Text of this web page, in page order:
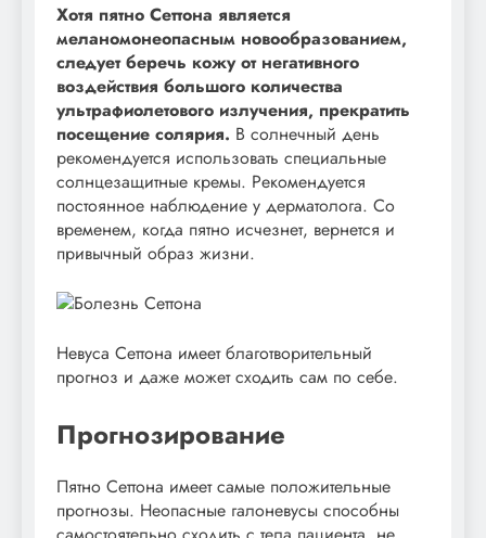
Хотя пятно Сеттона является
меланомонеопасным новообразованием,
следует беречь кожу от негативного
воздействия большого количества
ультрафиолетового излучения, прекратить
посещение солярия. В солнечный день
рекомендуется использовать специальные
солнцезащитные кремы. Рекомендуется
постоянное наблюдение у дерматолога. Со
временем, когда пятно исчезнет, вернется и
привычный образ жизни.
Невуса Сеттона имеет благотворительный
прогноз и даже может сходить сам по себе.
Прогнозирование
Пятно Сеттона имеет самые положительные
прогнозы. Неопасные галоневусы способны